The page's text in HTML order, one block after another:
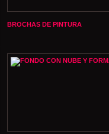
BROCHAS DE PINTURA